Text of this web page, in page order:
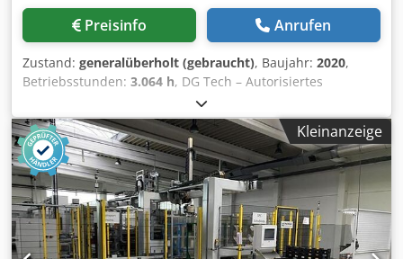
3000×1500 mm Ausstattung: Automatische Rohrbeladung
hinten 6500 mm – Austrage max. 4500 mm
Preisinfo Anrufen
Zustand: generalüberholt (gebraucht), Baujahr: 2020,
Betriebsstunden: 3.064 h, DG Tech – Autorisiertes
Überprüfungszentrum der BLM Group DG Tech entstand
als Spin-off von DGService, um gezielt auf den Markt für
gebrauchte Maschinen der BLM Group zu reagieren. Dank
unserer Erfahrung im After-Sales-Service und
kontinuierlicher technischer Weiterbildung bieten wir
einen umfassenden und zuverlässigen Service. Wir
übernehmen die Bewertung, den Ankauf und die
Generalüberholung der Maschinen, einschließlich
Wartung der Laserquelle, und garantieren dabei höchste
Kleinanzeige